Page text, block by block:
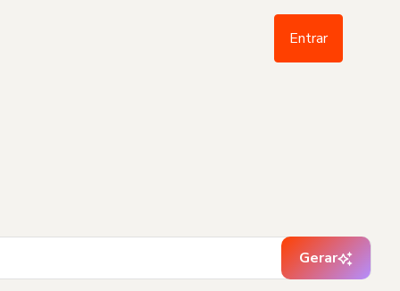
Entrar
Gerar